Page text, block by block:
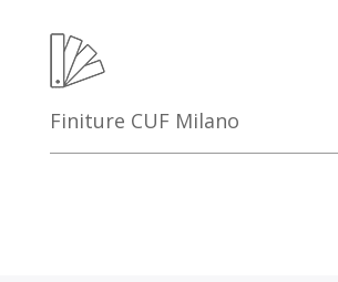
Finiture CUF Milano